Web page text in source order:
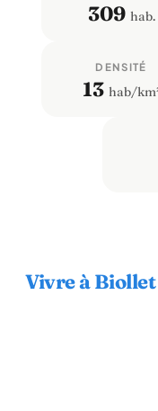
309 hab.
DENSITÉ
13 hab/
Vivre à Biollet